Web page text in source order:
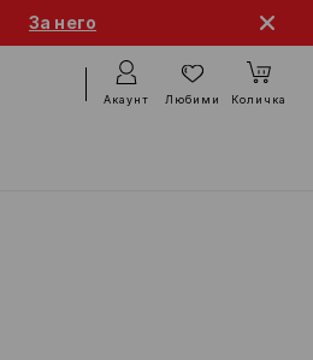
За него
Акаунт Любими Количка